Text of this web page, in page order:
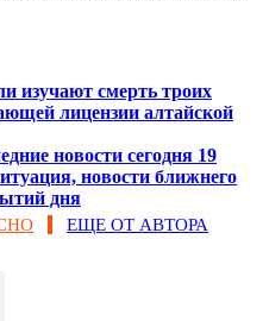
изучают смерть троих
лицензии алтайской
новости сегодня 19
новости ближнего
дня
ЕЩЕ ОТ АВТОРА